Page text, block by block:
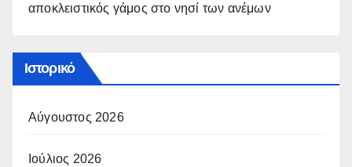
αποκλειστικός γάμος στο νησί των ανέμων
Ιστορικό
Αύγουστος 2026
Ιούλιος 2026